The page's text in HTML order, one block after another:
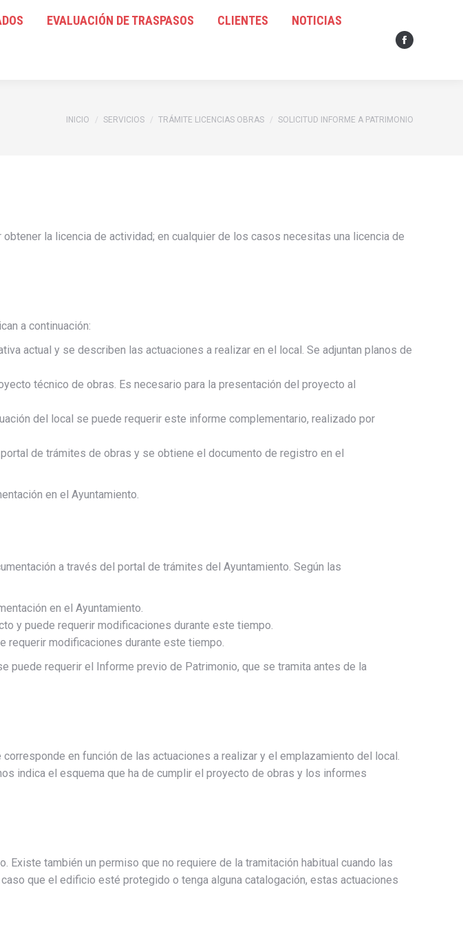
EVALUACIÓN DE TRASPASOS CLIENTES NOTICIAS
Facebook
new
Estás aquí:
INICIO SERVICIOS TRÁMITE LICENCIAS OBRAS SOLICITUD INFORME A PATRIMONIO
la licencia de actividad; en cualquier de los casos necesitas una licencia de
a continuación:
actual y se describen las actuaciones a realizar en el local. Se adjuntan planos de
técnico de obras. Es necesario para la presentación del proyecto al
del local se puede requerir este informe complementario, realizado por
de trámites de obras y se obtiene el documento de registro en el
en el Ayuntamiento.
a través del portal de trámites del Ayuntamiento. Según las
en el Ayuntamiento.
y puede requerir modificaciones durante este tiempo.
requerir modificaciones durante este tiempo.
puede requerir el Informe previo de Patrimonio, que se tramita antes de la
en función de las actuaciones a realizar y el emplazamiento del local.
indica el esquema que ha de cumplir el proyecto de obras y los informes
también un permiso que no requiere de la tramitación habitual cuando las
que el edificio esté protegido o tenga alguna catalogación, estas actuaciones
EVALUACIÓN DE TRASPASOS CLIENTES NOTICIAS
Facebook
new